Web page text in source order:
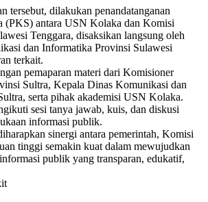
tersebut, dilakukan penandatanganan
(PKS) antara USN Kolaka dan Komisi
Tenggara, disaksikan langsung oleh
dan Informatika Provinsi Sulawesi
terkait.
pemaparan materi dari Komisioner
Sultra, Kepala Dinas Komunikasi dan
serta pihak akademisi USN Kolaka.
sesi tanya jawab, kuis, dan diskusi
informasi publik.
sinergi antara pemerintah, Komisi
tinggi semakin kuat dalam mewujudkan
publik yang transparan, edukatif,